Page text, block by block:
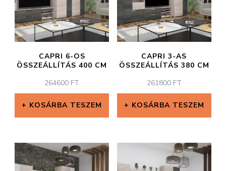
CAPRI 6-OS
ÖSSZEÁLLÍTÁS 400 CM
264600 FT
KOSÁRBA TESZEM
CAPRI 3-AS
ÖSSZEÁLLÍTÁS 380 CM
261800 FT
KOSÁRBA TESZEM